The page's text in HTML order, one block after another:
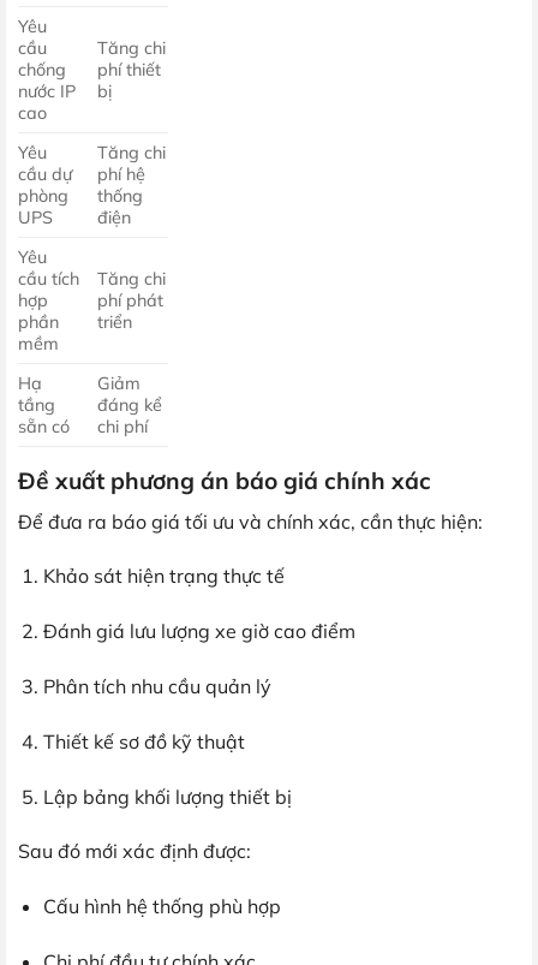
Yêu
cầu
chống
nước IP
cao
Tăng chi
phí thiết
bị
Yêu
cầu dự
phòng
UPS
Tăng chi
phí hệ
thống
điện
Yêu
cầu tích
hợp
phần
mềm
Tăng chi
phí phát
triển
Hạ
tầng
sẵn có
Giảm
đáng kể
chi phí
Đề xuất phương án báo giá chính xác
Để đưa ra báo giá tối ưu và chính xác, cần thực hiện:
Khảo sát hiện trạng thực tế
Đánh giá lưu lượng xe giờ cao điểm
Phân tích nhu cầu quản lý
Thiết kế sơ đồ kỹ thuật
Lập bảng khối lượng thiết bị
Sau đó mới xác định được:
Cấu hình hệ thống phù hợp